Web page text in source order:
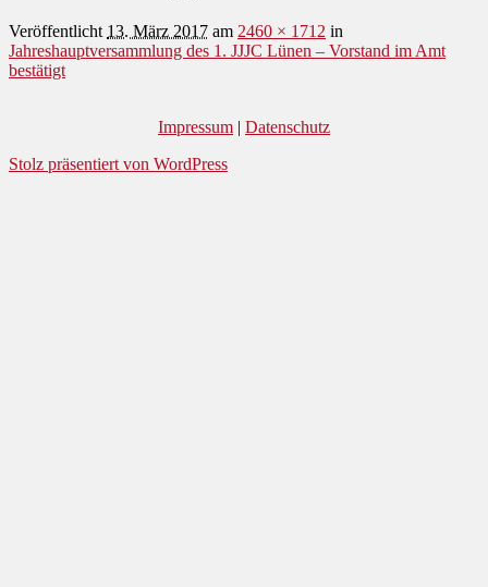
Veröffentlicht 13. März 2017 am 2460 × 1712 in
Jahreshauptversammlung des 1. JJJC Lünen – Vorstand im Amt
bestätigt
Impressum | Datenschutz
Stolz präsentiert von WordPress